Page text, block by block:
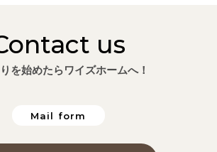
us
を始めたらワイズホームへ！
Mail form